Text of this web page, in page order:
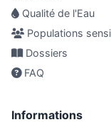
Qualité de l'Eau
Populations
Dossiers
FAQ
Informations